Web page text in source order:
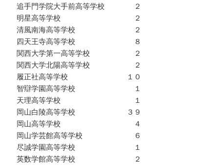
追手門学院大手前高等学校 ２
明星高等学校 ２
清風南海高等学校 ２
四天王寺高等学校 ８
関西大学第一高等学校 ２
関西大学北陽高等学校 ２
履正社高等学校 １０
智辯学園高等学校 １
天理高等学校 １
岡山白陵高等学校 ３９
岡山高等学校 ４
岡山学芸館高等学校 ６
尽誠学園高等学校 １
英数学館高等学校 ２